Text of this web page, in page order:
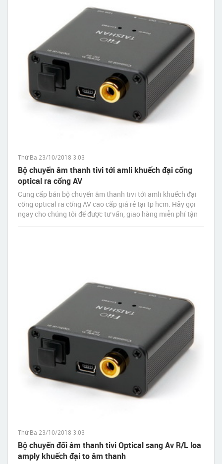
Thứ Ba 23/10/2018 3:03
Bộ chuyển âm thanh tivi tới amli khuếch đại cổng
optical ra cổng AV
Cung cấp bán bộ chuyển âm thanh tivi tới amli khuếch đại
cổng optical ra cổng AV cao cấp giá rẻ tại tp hcm. Hãy gọi
ngay cho chúng tôi để được tư vấn, giao hàng miễn phí tận
Thứ Ba 23/10/2018 3:03
Bộ chuyển đổi âm thanh tivi Optical sang Av R/L loa
amply khuếch đại to âm thanh